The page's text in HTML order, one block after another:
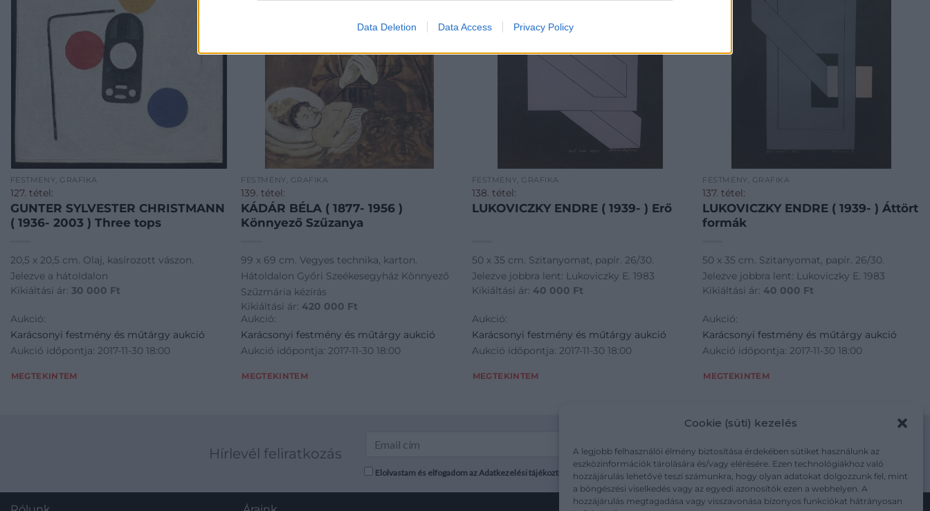
Data Deletion Data Access Privacy Policy
Cookie (süti) kezelés
A legjobb felhasználói élmény biztosítása érdekében sütiket használunk az
eszközinformációk tárolására és/vagy elérésére. Ezen technológiákhoz való
hozzájárulás lehetővé teszi számunkra, hogy olyan adatokat dolgozzunk fel, mint
a böngészési viselkedés vagy az egyedi azonosítók ezen a webhelyen. A
hozzájárulás megtagadása vagy visszavonása bizonyos funkciókat hátrányosan
FESTMÉNY, GRAFIKA
127. tétel:
GUNTER SYLVESTER CHRISTMANN
( 1936- 2003 ) Three tops
20,5 x 20,5 cm. Olaj, kasírozott vászon.
Jelezve a hátoldalon
Kikiáltási ár: 30 000 Ft
Aukció:
Karácsonyi festmény és műtárgy aukció
Aukció időpontja: 2017-11-30 18:00
MEGTEKINTEM
FESTMÉNY, GRAFIKA
139. tétel:
KÁDÁR BÉLA ( 1877- 1956 )
Könnyező Szűzanya
99 x 69 cm. Vegyes technika, karton.
Hátoldalon Győri Szeékesegyház Könnyező
Szűzmária kézírás
Kikiáltási ár: 420 000 Ft
Aukció:
Karácsonyi festmény és műtárgy aukció
Aukció időpontja: 2017-11-30 18:00
MEGTEKINTEM
FESTMÉNY, GRAFIKA
138. tétel:
LUKOVICZKY ENDRE ( 1939- ) Erő
50 x 35 cm. Szitanyomat, papír. 26/30.
Jelezve jobbra lent: Lukoviczky E. 1983
Kikiáltási ár: 40 000 Ft
Aukció:
Karácsonyi festmény és műtárgy aukció
Aukció időpontja: 2017-11-30 18:00
MEGTEKINTEM
FESTMÉNY, GRAFIKA
137. tétel:
LUKOVICZKY ENDRE ( 1939- ) Áttört
formák
50 x 35 cm. Szitanyomat, papír. 26/30.
Jelezve jobbra lent: Lukoviczky E. 1983
Kikiáltási ár: 40 000 Ft
Aukció:
Karácsonyi festmény és műtárgy aukció
Aukció időpontja: 2017-11-30 18:00
MEGTEKINTEM
Hírlevél feliratkozás
Elolvastam és elfogadom az Adatkezelési tájékoztatót: mutargy.com/adatkezelesi-tajekoztato/